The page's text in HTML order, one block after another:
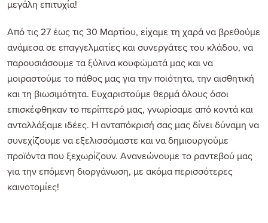
μεγάλη επιτυχία!
Από τις 27 έως τις 30 Μαρτίου, είχαμε τη χαρά να βρεθούμε
ανάμεσα σε επαγγελματίες και συνεργάτες του κλάδου, να
παρουσιάσουμε τα ξύλινα κουφώματά μας και να
μοιραστούμε το πάθος μας για την ποιότητα, την αισθητική
και τη βιωσιμότητα. Ευχαριστούμε θερμά όλους όσοι
επισκέφθηκαν το περίπτερό μας, γνωρίσαμε από κοντά και
ανταλλάξαμε ιδέες. Η ανταπόκρισή σας μας δίνει δύναμη να
συνεχίζουμε να εξελισσόμαστε και να δημιουργούμε
προϊόντα που ξεχωρίζουν. Ανανεώνουμε το ραντεβού μας
για την επόμενη διοργάνωση, με ακόμα περισσότερες
καινοτομίες!